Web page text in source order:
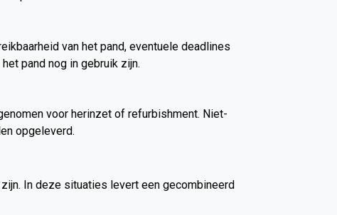
van het pand, eventuele deadlines
pand nog in gebruik zijn.
voor herinzet of refurbishment. Niet-
opgeleverd.
In deze situaties levert een gecombineerd